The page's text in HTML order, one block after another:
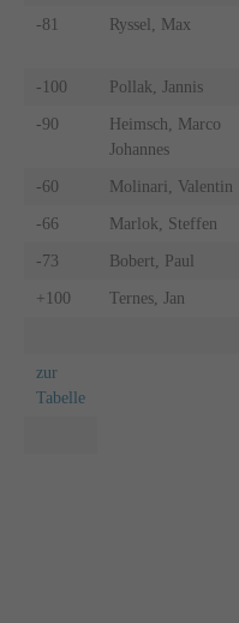
-81 Ryssel, Max
-100 Pollak, Jannis
-90
Heimsch, Marco
Johannes
-60 Molinari, Valentin
-66 Marlok, Steffen
-73 Bobert, Paul
+100 Ternes, Jan
zur
Tabelle